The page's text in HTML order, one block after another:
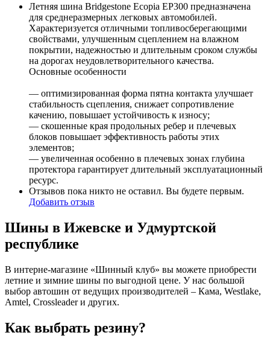
Летняя шина Bridgestone Ecopia EP300 предназначена
для среднеразмерных легковых автомобилей.
Характеризуется отличными топливосберегающими
свойствами, улучшенным сцеплением на влажном
покрытии, надежностью и длительным сроком службы
на дорогах неудовлетворительного качества.
Основные особенности
— оптимизированная форма пятна контакта улучшает
стабильность сцепления, снижает сопротивление
качению, повышает устойчивость к износу;
— скошенные края продольных ребер и плечевых
блоков повышает эффективность работы этих
элементов;
— увеличенная особенно в плечевых зонах глубина
протектора гарантирует длительный эксплуатационный
ресурс.
Отзывов пока никто не оставил. Вы будете первым.
Добавить отзыв
Шины в Ижевске и Удмуртской
республике
В интерне-магазине «Шинный клуб» вы можете приобрести
летние и зимние шины по выгодной цене. У нас большой
выбор автошин от ведущих производителей – Кама, Westlake,
Amtel, Crossleader и других.
Как выбрать резину?